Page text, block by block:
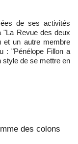
de ses activités
"La Revue des deux
et un autre membre
: "Pénélope Fillon a
de se mettre en
des colons